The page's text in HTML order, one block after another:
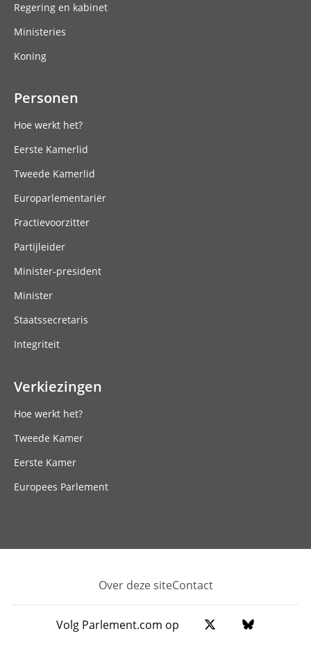
Regering en kabinet
Ministeries
Koning
Personen
Hoe werkt het?
Eerste Kamerlid
Tweede Kamerlid
Europarlementariër
Fractievoorzitter
Partijleider
Minister-president
Minister
Staatssecretaris
Integriteit
Verkiezingen
Hoe werkt het?
Tweede Kamer
Eerste Kamer
Europees Parlement
Footer
Over deze siteContact
Volg Parlement.com op